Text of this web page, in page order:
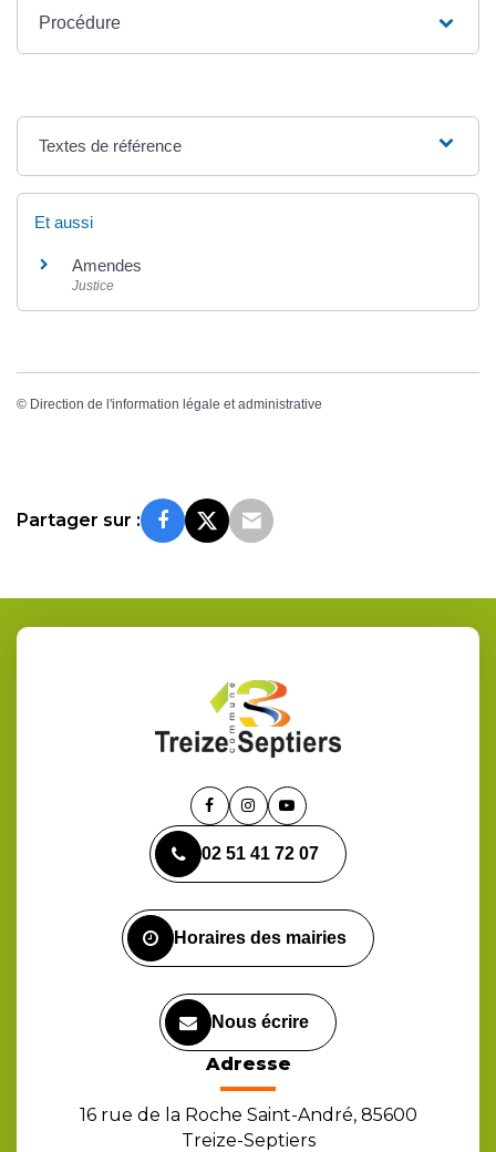
Procédure
Textes de référence
Et aussi
Amendes
Justice
© Direction de l'information légale et administrative
Partager sur :
Lien
le
compte
Lien
le
compte
Lien
la
chaîne
02 51 41 72 07
Horaires des mairies
Nous écrire
Adresse
16 rue de la Roche Saint-André, 85600
Treize-Septiers